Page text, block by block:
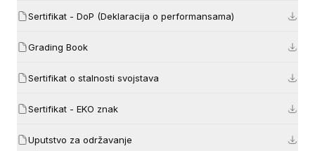
Sertifikat - DoP (Deklaracija o performansama)
Grading Book
Sertifikat o stalnosti svojstava
Sertifikat - EKO znak
Uputstvo za održavanje